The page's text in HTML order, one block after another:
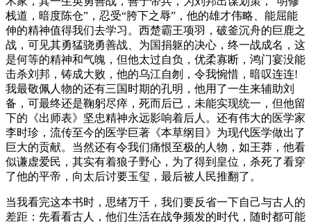
栈道，暗度陈仓”，忍受“胯下之辱”，他的雄才伟略、能屈能
伸的精神值得我们去学习。西楚霸王项羽，破釜沉舟的巨鹿之
战，可见其勇猛骁勇善战、为国捐躯的决心，终一战成名，这
是何等的精神和气魄，但他太过自负，优柔寡断，鸿门宴没能
击杀刘邦，铸成大败，他的乌江自刎，令我惋惜，暗叹连连!
我最敬佩人物的还有三国时期的孔明，他用了一生来辅助刘
备，可最终还是鞠躬尽瘁，死而后已，未能实现统一，但他留
下的《出师表》坚忠精神永远影响着后人。还有伟大的医学家
李时珍，流传至今的医学巨著《本草纲目》为现代医学做出了
巨大的贡献。当然还有令我们痛恨至极的人物，如王莽，他看
似谦虚爱民，其实有着狼子野心，为了得到皇位，杀死了看穿
了他的平帝，向太后讨要玉玺，最后被人民推翻了。
当我看完这本书时，思绪万千，我们要反省一下自己与古人的
差距：先看看古人，他们生活在战争频发的时代，随时都可能